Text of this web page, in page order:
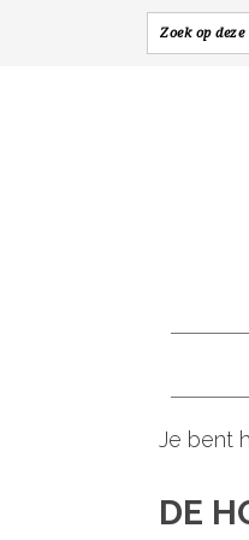
Je bent
DE